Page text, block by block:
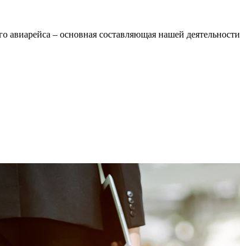
авиарейса – основная составляющая нашей деятельности